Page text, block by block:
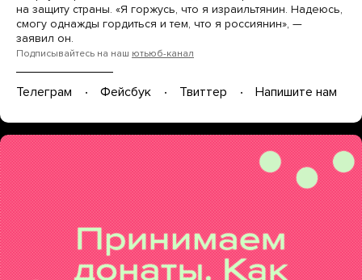
на защиту страны. «Я горжусь, что я израильтянин. Надеюсь,
смогу однажды гордиться и тем, что я россиянин», —
заявил он.
Подписывайтесь на наш ютьюб-канал
Телеграм Фейсбук Твиттер Напишите нам